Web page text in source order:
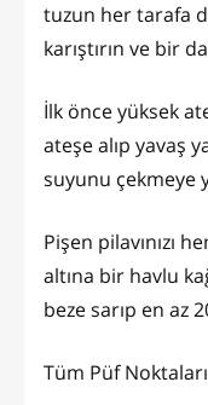
tuzun her tarafa
karıştırın ve bir
İlk önce yüksek
ateşe alıp yavaş
suyunu çekmeye
Pişen pilavınızı
altına bir havlu
beze sarıp en az
Tüm Püf